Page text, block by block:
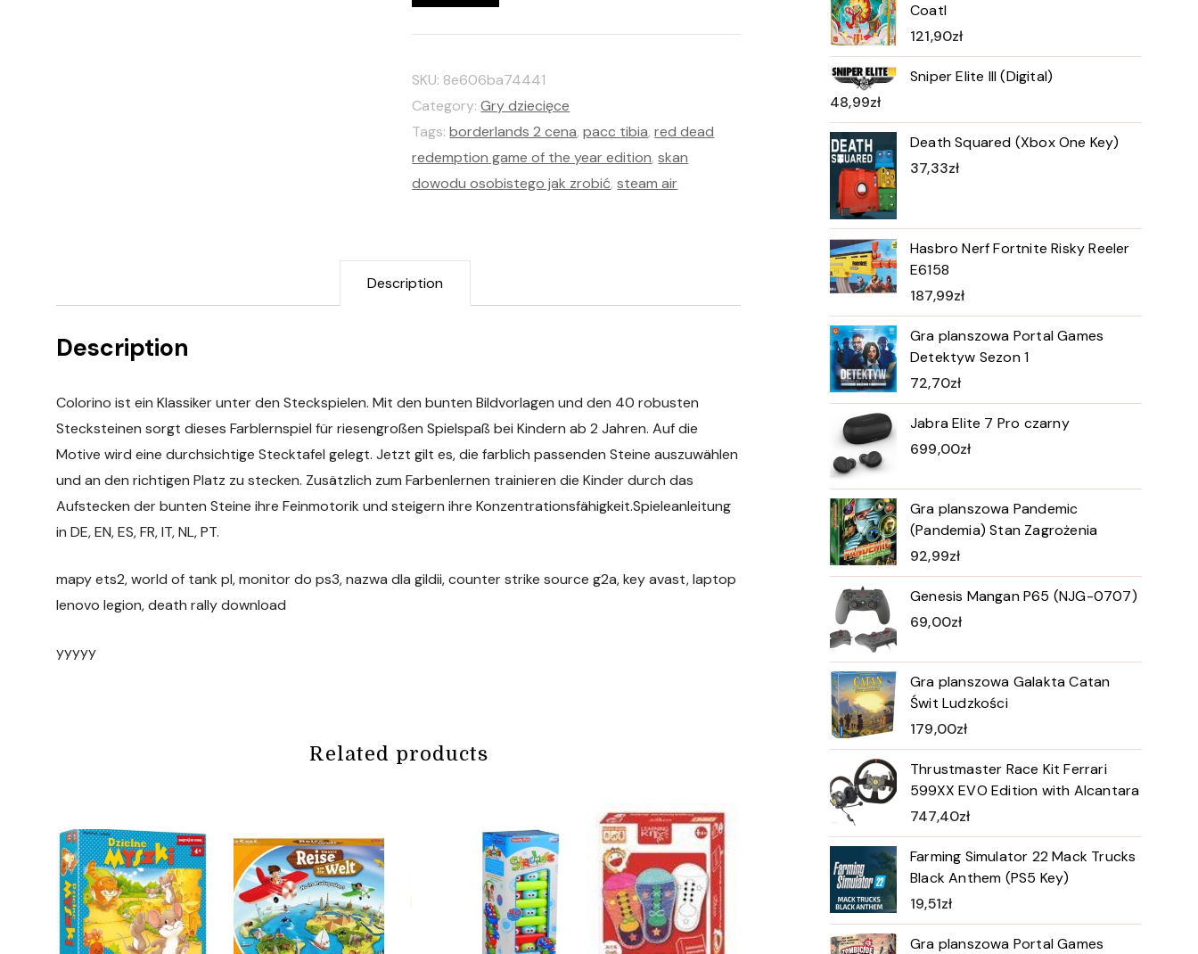
SKU: 8e606ba74441
Category:Gry dziecięce
Tags:borderlands 2 cena,pacc tibia,red dead
redemption game of the year edition,skan
dowodu osobistego jak zrobić,steam air
Description
Description
Colorino ist ein Klassiker unter den Steckspielen. Mit den bunten Bildvorlagen und den 40 robusten
Stecksteinen sorgt dieses Farblernspiel für riesengroßen Spielspaß bei Kindern ab 2 Jahren. Auf die
Motive wird eine durchsichtige Stecktafel gelegt. Jetzt gilt es, die farblich passenden Steine auszuwählen
und an den richtigen Platz zu stecken. Zusätzlich zum Farbenlernen trainieren die Kinder durch das
Aufstecken der bunten Steine ihre Feinmotorik und steigern ihre Konzentrationsfähigkeit.Spieleanleitung
in DE, EN, ES, FR, IT, NL, PT.
mapy ets2, world of tank pl, monitor do ps3, nazwa dla gildii, counter strike source g2a, key avast, laptop
lenovo legion, death rally download
yyyyy
Related products
Coatl
121,90zł
Sniper Elite III (Digital)
48,99zł
Death Squared (Xbox One Key)
37,33zł
Hasbro Nerf Fortnite Risky Reeler
E6158
187,99zł
Gra planszowa Portal Games
Detektyw Sezon 1
72,70zł
Jabra Elite 7 Pro czarny
699,00zł
Gra planszowa Pandemic
(Pandemia) Stan Zagrożenia
92,99zł
Genesis Mangan P65 (NJG-0707)
69,00zł
Gra planszowa Galakta Catan
Świt Ludzkości
179,00zł
Thrustmaster Race Kit Ferrari
599XX EVO Edition with Alcantara
747,40zł
Farming Simulator 22 Mack Trucks
Black Anthem (PS5 Key)
19,51zł
Gra planszowa Portal Games